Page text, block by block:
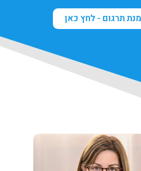
תרגום - לחץ כאן